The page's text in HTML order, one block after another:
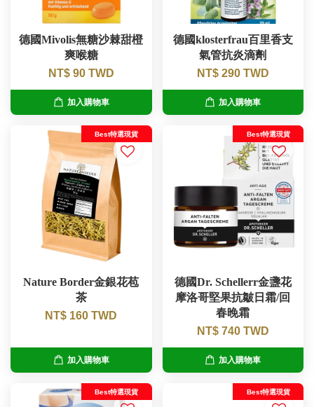
德國Mivolis無糖沙棘甜橙
爽喉糖
NT$ 90 TWD
加入購物車
德國klosterfrau百里香支
氣管抗炎滴劑
NT$ 290 TWD
加入購物車
Best特選現貨
Nature Border金銀花苞
茶
NT$ 160 TWD
加入購物車
Best特選現貨
德國Dr. Schellerr金盞花
摩洛哥堅果抗皺日霜/回
春晚霜
NT$ 740 TWD
加入購物車
Best特選現貨 Best特選現貨